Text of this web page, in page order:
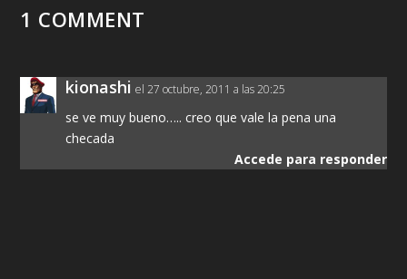
1 COMMENT
kionashi el 27 octubre, 2011 a las 20:25
se ve muy bueno….. creo que vale la pena una
checada
Accede para responder